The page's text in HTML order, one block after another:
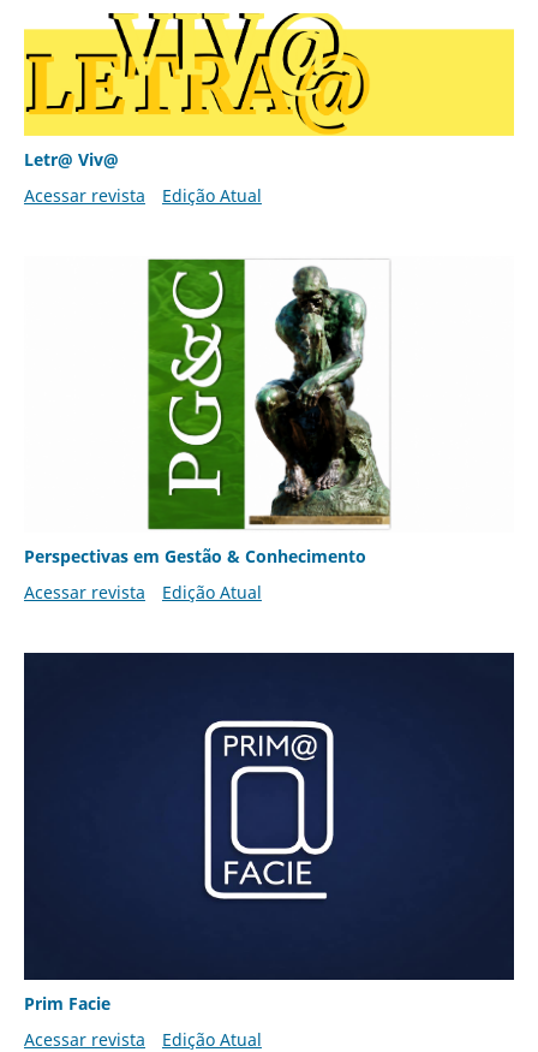
Letr@ Viv@
Acessar revista
Edição Atual
Perspectivas em Gestão & Conhecimento
Acessar revista
Edição Atual
Prim Facie
Acessar revista
Edição Atual